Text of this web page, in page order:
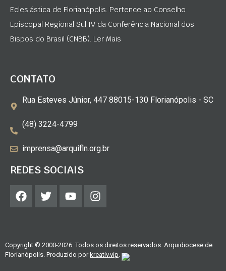
Eclesiástica de Florianópolis. Pertence ao Conselho
Episcopal Regional Sul IV da Conferência Nacional dos
Bispos do Brasil (CNBB). Ler Mais
CONTATO
Rua Esteves Júnior, 447 88015-130 Florianópolis - SC
(48) 3224-4799
imprensa@arquifln.org.br
REDES SOCIAIS
Copyright © 2000-2026. Todos os direitos reservados. Arquidiocese de
Florianópolis. Produzido por kreativ.vip.